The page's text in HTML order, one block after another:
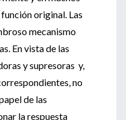
original. Las
mecanismo
En vista de las
y supresoras y,
no
de las
la respuesta